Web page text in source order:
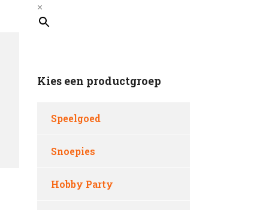
×
Kies een productgroep
Speelgoed
Snoepies
Hobby Party